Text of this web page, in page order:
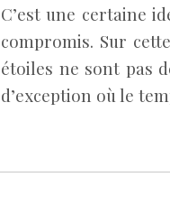
C’est une certaine
compromis. Sur
étoiles ne sont pas
d’exception où le